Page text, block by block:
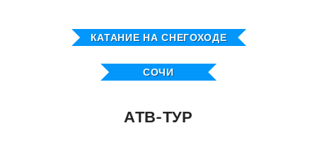
КАТАНИЕ НА СНЕГОХОДЕ
СОЧИ
АТВ-ТУР